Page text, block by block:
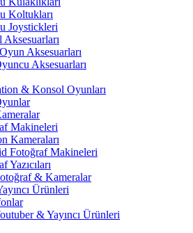
Koltukları
Joystickleri
Aksesuarları
Aksesuarları
& Konsol Oyunları
Makineleri
Kameraları
Fotoğraf Makineleri
Yazıcıları
& Kameralar
Ürünleri
& Yayıncı Ürünleri